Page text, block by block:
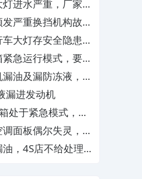
严重安全隐患 （孙先生）
国标EDR数据（吴先生）
修，要求赔偿（祝先生）
推诿拒绝质保（孙先生）
消费者不追责（况先生）
店无人处理（方先生）
店拒绝保修（赵先生）
出保拒绝处理（丁先生）
需自费维修
进水严重，厂家和
严重换挡机构故
车大灯存安全隐患，
急运行模式，要求
油及漏防冻液，
决
漏进发动机
处于紧急模式，导
面板偶尔失灵，售
，4S店不给处理